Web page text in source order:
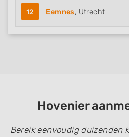
12 Eemnes, Utrecht
Hovenier
Bereik eenvoudig duizenden